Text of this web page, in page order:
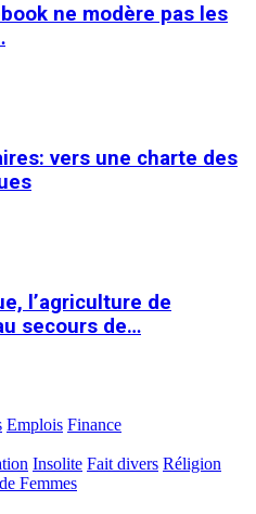
ne modère pas les
vers une charte des
l’agriculture de
secours de…
Emplois Finance
Insolite Fait divers Réligion
Femmes